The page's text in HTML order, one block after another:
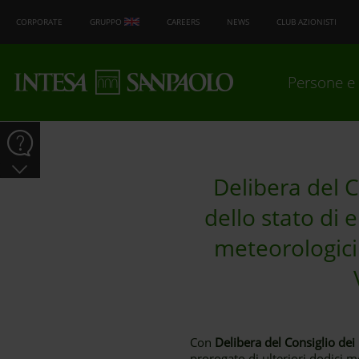
CORPORATE GRUPPO CAREERS NEWS CLUB AZIONISTI
Persone
Delibera del
dello stato di
Con Delibera del Consiglio